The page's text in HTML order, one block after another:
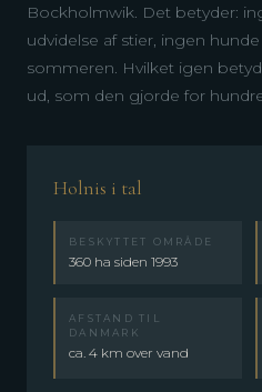
Bockholmwik. Det betyder:
udvidelse af stier, ingen
sommeren. Hvilket igen
ud, som den gjorde for
Holnis i tal
BESKYTTET OMRÅDE
360 ha siden 1993
AFSTAND TIL
DANMARK
ca. 4 km over vand